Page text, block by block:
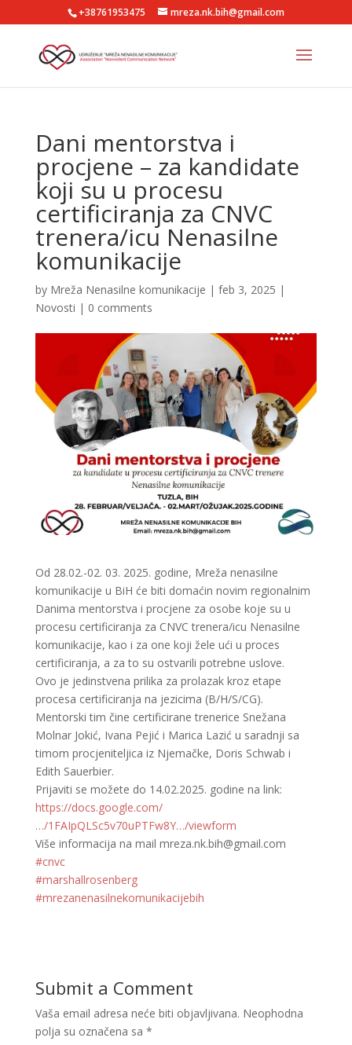
+38761953475 mreza.nk.bih@gmail.com
Dani mentorstva i
procjene – za kandidate
koji su u procesu
certificiranja za CNVC
trenera/icu Nenasilne
komunikacije
by Mreža Nenasilne komunikacije | feb 3, 2025 |
Novosti | 0 comments
Od 28.02.-02. 03. 2025. godine, Mreža nenasilne
komunikacije u BiH će biti domaćin novim regionalnim
Danima mentorstva i procjene za osobe koje su u
procesu certificiranja za CNVC trenera/icu Nenasilne
komunikacije, kao i za one koji žele ući u proces
certificiranja, a za to su ostvarili potrebne uslove.
Ovo je jedinstvena prilika za prolazak kroz etape
procesa certificiranja na jezicima (B/H/S/CG).
Mentorski tim čine certificirane trenerice Snežana
Molnar Jokić, Ivana Pejić i Marica Lazić u saradnji sa
timom procjeniteljica iz Njemačke, Doris Schwab i
Edith Sauerbier.
Prijaviti se možete do 14.02.2025. godine na link:
https://docs.google.com/
…/1FAIpQLSc5v70uPTFw8Y…/viewform
Više informacija na mail mreza.nk.bih@gmail.com
#cnvc
#marshallrosenberg
#mrezanenasilnekomunikacijebih
Submit a Comment
Vaša email adresa neće biti objavljivana. Neophodna
polja su označena sa *